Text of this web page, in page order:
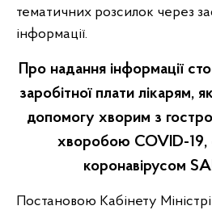
тематичних розсилок через
інформації.
Про надання інформації
заробітної плати лікарям,
допомогу хворим з
хворобою COVID-19,
коронавірусом
Постановою Кабінету